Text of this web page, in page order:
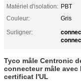
Matériel d'isolation: PBT
Couleur:
Gris
Surligner:
Tyco mâle Centronic
connecteur mâle avec
certificat l'UL